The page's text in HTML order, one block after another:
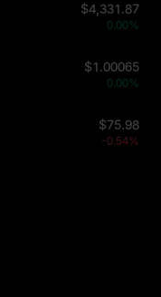
$4,331.87
0.00%
$1.00065
0.00%
$75.98
-0.54%